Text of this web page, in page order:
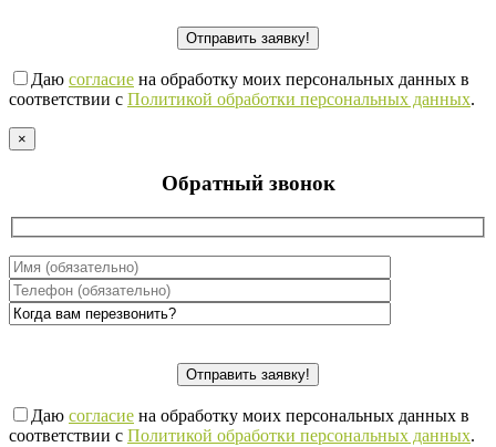
Даю согласие на обработку моих персональных данных в
соответствии с Политикой обработки персональных данных.
×
Обратный звонок
Даю согласие на обработку моих персональных данных в
соответствии с Политикой обработки персональных данных.